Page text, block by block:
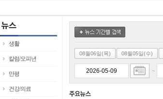
생활
칼럼/오피년
만평
건강/의료
08월06일(목) 08월05일(수)
~